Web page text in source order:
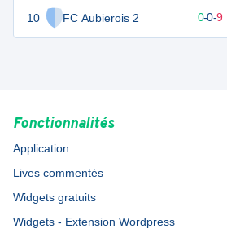
10 FC Aubierois 2 0-0-9
Fonctionnalités
Application
Lives commentés
Widgets gratuits
Widgets - Extension Wordpress